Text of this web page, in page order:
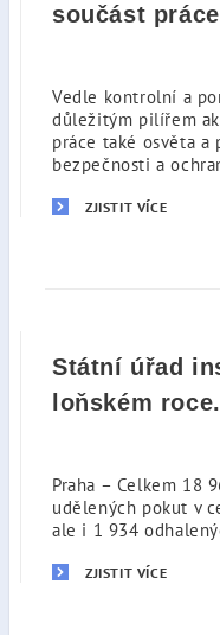
součást
Vedle kontrolní a
důležitým pilířem
práce také osvěta a
bezpečnosti a
ZJISTIT VÍCE
Státní úřad
loňském
Praha – Celkem 18
udělených pokut v
ale i 1 934
ZJISTIT VÍCE